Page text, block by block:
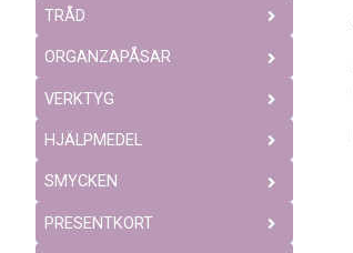
TRÅD
ORGANZAPÅSAR
VERKTYG
HJÄLPMEDEL
SMYCKEN
PRESENTKORT